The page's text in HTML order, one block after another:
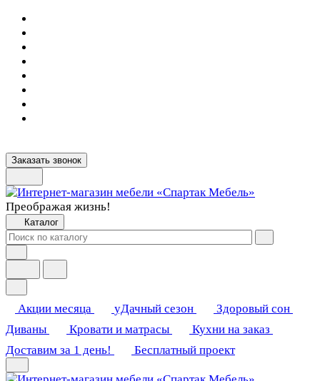
Заказать звонок
Преображая жизнь!
Каталог
Акции месяца уДачный сезон
Здоровый сон
Диваны
Кровати и матрасы
Кухни на заказ
Доставим за 1 день!
Бесплатный проект